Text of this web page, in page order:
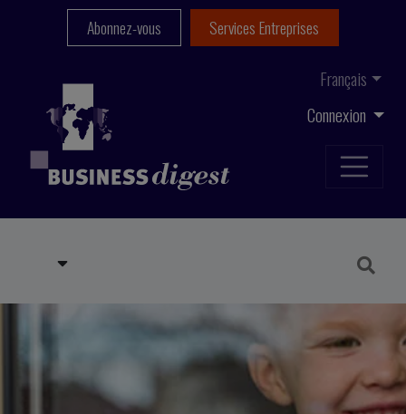
Connexion
Français
Abonnez-vous Services Entreprises